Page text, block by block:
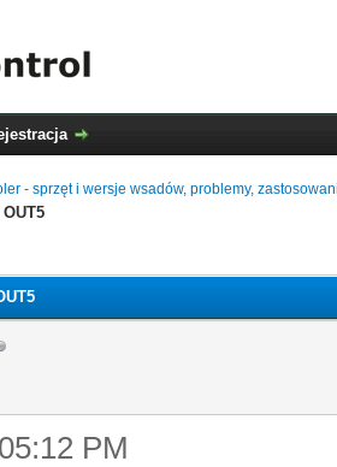
- sprzęt i wersje wsadów, problemy,
PM